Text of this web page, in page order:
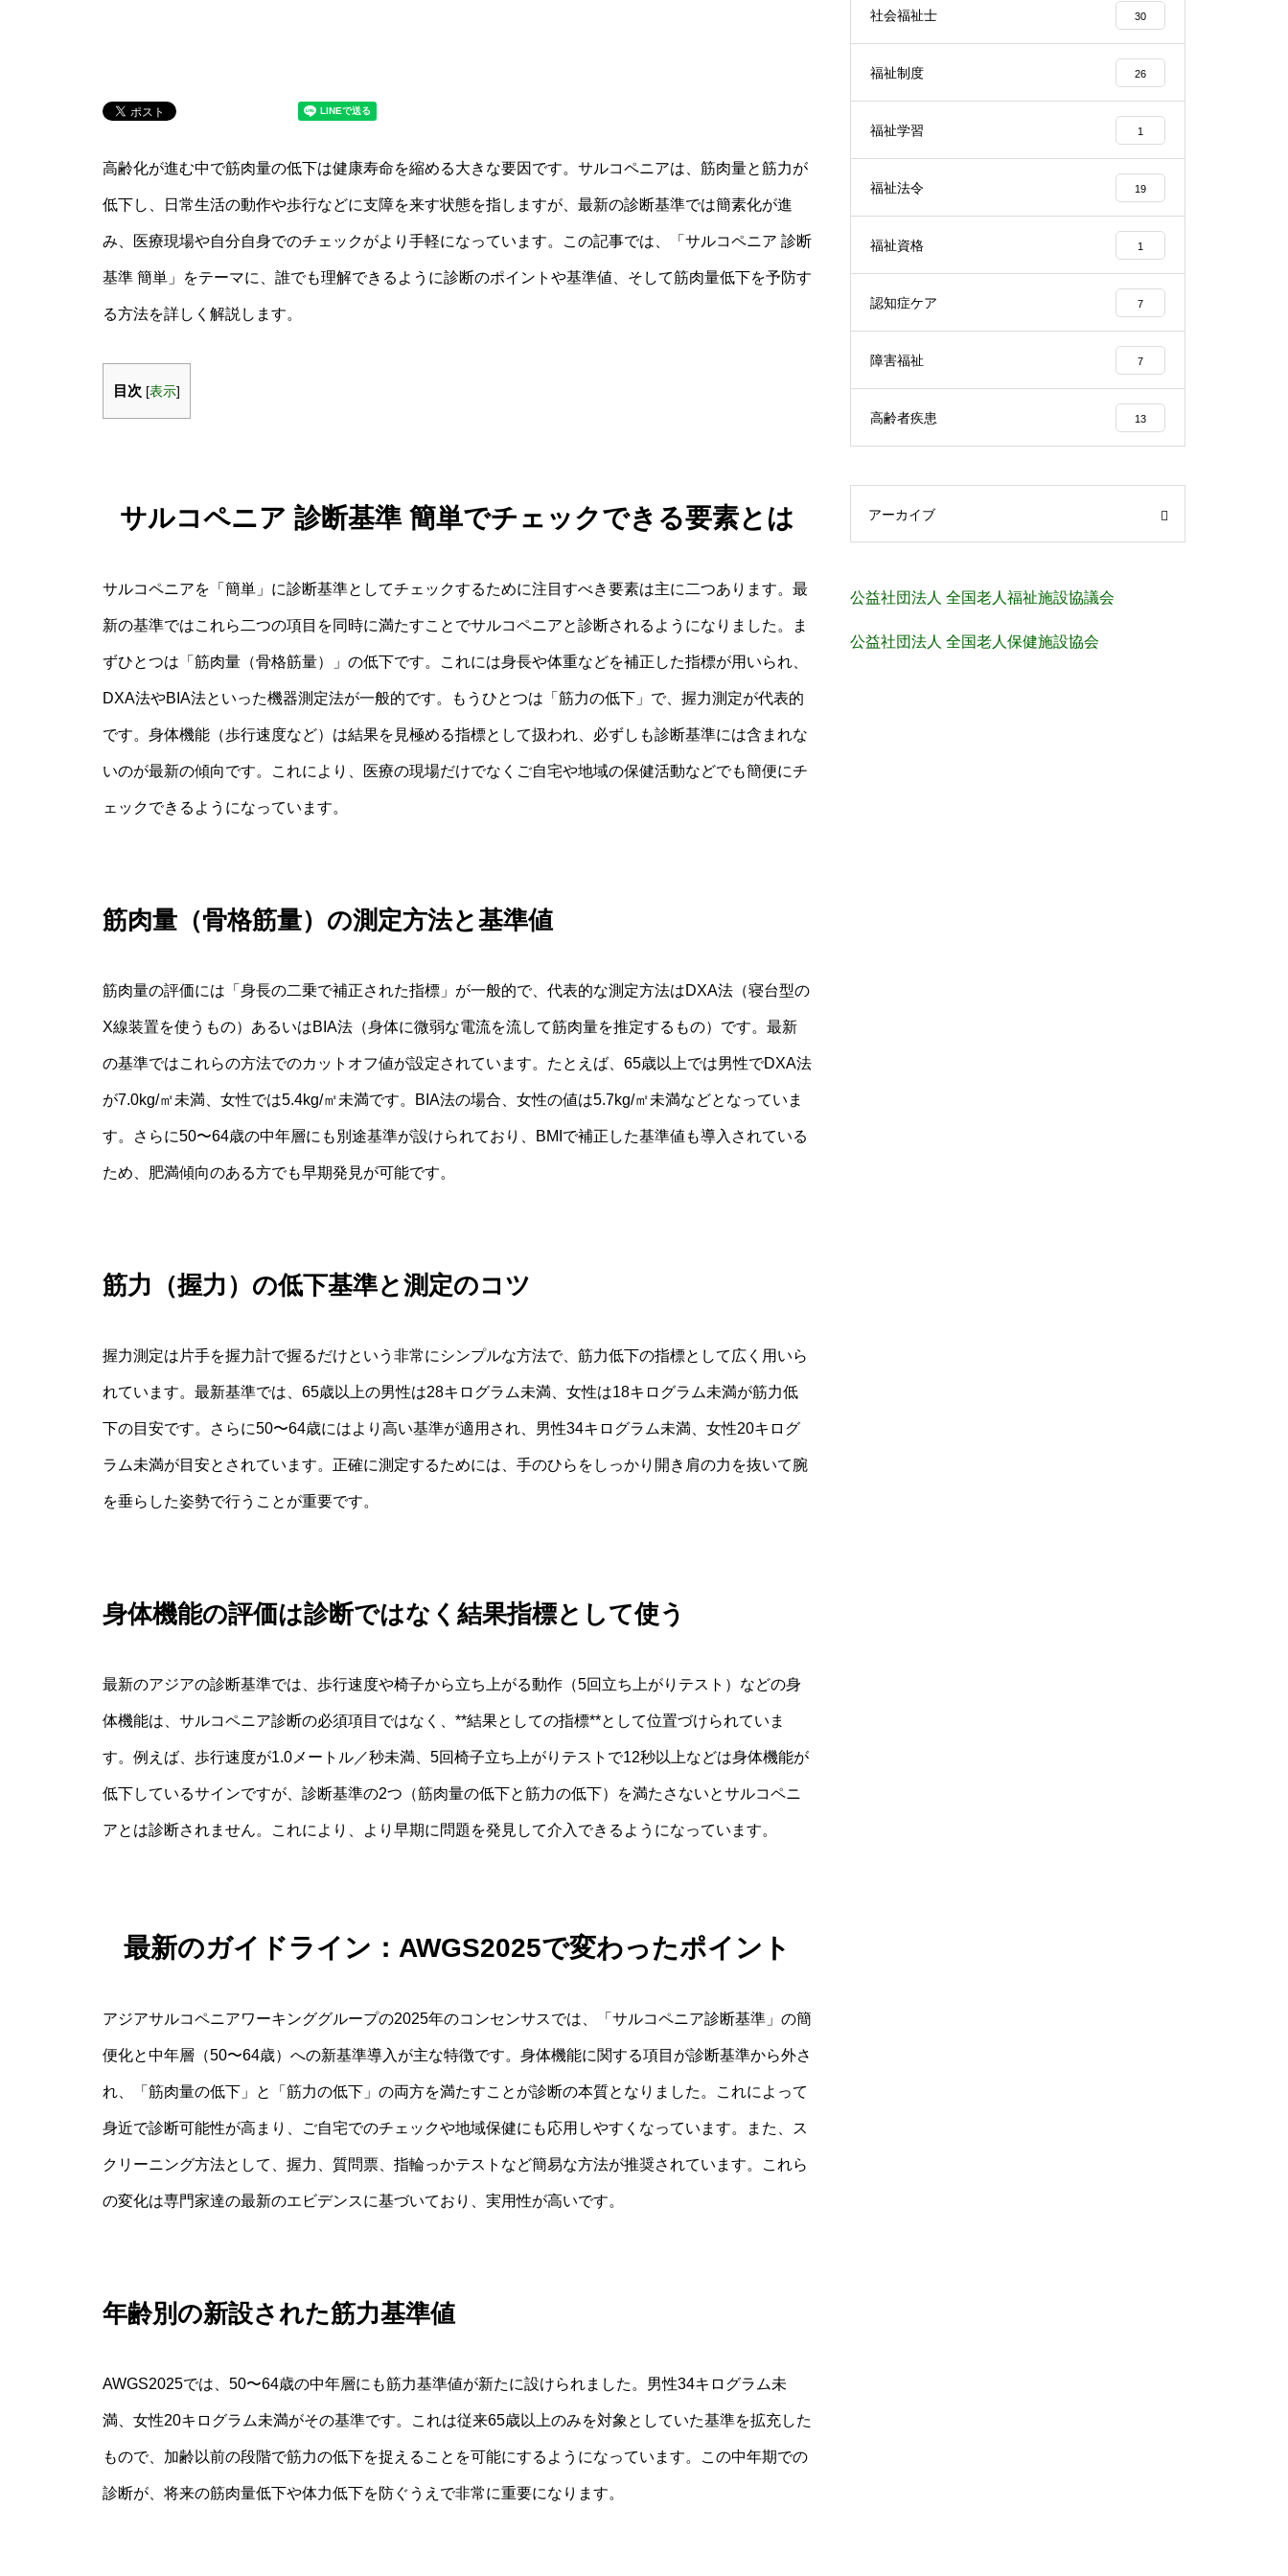
高齢化が進む中で筋肉量の低下は健康寿命を縮める大きな要因です。サルコペニアは、筋肉量と筋力が
低下し、日常生活の動作や歩行などに支障を来す状態を指しますが、最新の診断基準では簡素化が進
み、医療現場や自分自身でのチェックがより手軽になっています。この記事では、「サルコペニア 診断
基準 簡単」をテーマに、誰でも理解できるように診断のポイントや基準値、そして筋肉量低下を予防す
る方法を詳しく解説します。
目次 [表示]
サルコペニア 診断基準 簡単でチェックできる要素とは
サルコペニアを「簡単」に診断基準としてチェックするために注目すべき要素は主に二つあります。最
新の基準ではこれら二つの項目を同時に満たすことでサルコペニアと診断されるようになりました。ま
ずひとつは「筋肉量（骨格筋量）」の低下です。これには身長や体重などを補正した指標が用いられ、
DXA法やBIA法といった機器測定法が一般的です。もうひとつは「筋力の低下」で、握力測定が代表的
です。身体機能（歩行速度など）は結果を見極める指標として扱われ、必ずしも診断基準には含まれな
いのが最新の傾向です。これにより、医療の現場だけでなくご自宅や地域の保健活動などでも簡便にチ
ェックできるようになっています。
筋肉量（骨格筋量）の測定方法と基準値
筋肉量の評価には「身長の二乗で補正された指標」が一般的で、代表的な測定方法はDXA法（寝台型の
X線装置を使うもの）あるいはBIA法（身体に微弱な電流を流して筋肉量を推定するもの）です。最新
の基準ではこれらの方法でのカットオフ値が設定されています。たとえば、65歳以上では男性でDXA法
が7.0kg/㎡未満、女性では5.4kg/㎡未満です。BIA法の場合、女性の値は5.7kg/㎡未満などとなっていま
す。さらに50〜64歳の中年層にも別途基準が設けられており、BMIで補正した基準値も導入されている
ため、肥満傾向のある方でも早期発見が可能です。
筋力（握力）の低下基準と測定のコツ
握力測定は片手を握力計で握るだけという非常にシンプルな方法で、筋力低下の指標として広く用いら
れています。最新基準では、65歳以上の男性は28キログラム未満、女性は18キログラム未満が筋力低
下の目安です。さらに50〜64歳にはより高い基準が適用され、男性34キログラム未満、女性20キログ
ラム未満が目安とされています。正確に測定するためには、手のひらをしっかり開き肩の力を抜いて腕
を垂らした姿勢で行うことが重要です。
身体機能の評価は診断ではなく結果指標として使う
最新のアジアの診断基準では、歩行速度や椅子から立ち上がる動作（5回立ち上がりテスト）などの身
体機能は、サルコペニア診断の必須項目ではなく、**結果としての指標**として位置づけられていま
す。例えば、歩行速度が1.0メートル／秒未満、5回椅子立ち上がりテストで12秒以上などは身体機能が
低下しているサインですが、診断基準の2つ（筋肉量の低下と筋力の低下）を満たさないとサルコペニ
アとは診断されません。これにより、より早期に問題を発見して介入できるようになっています。
最新のガイドライン：AWGS2025で変わったポイント
アジアサルコペニアワーキンググループの2025年のコンセンサスでは、「サルコペニア診断基準」の簡
便化と中年層（50〜64歳）への新基準導入が主な特徴です。身体機能に関する項目が診断基準から外さ
れ、「筋肉量の低下」と「筋力の低下」の両方を満たすことが診断の本質となりました。これによって
身近で診断可能性が高まり、ご自宅でのチェックや地域保健にも応用しやすくなっています。また、ス
クリーニング方法として、握力、質問票、指輪っかテストなど簡易な方法が推奨されています。これら
の変化は専門家達の最新のエビデンスに基づいており、実用性が高いです。
年齢別の新設された筋力基準値
AWGS2025では、50〜64歳の中年層にも筋力基準値が新たに設けられました。男性34キログラム未
満、女性20キログラム未満がその基準です。これは従来65歳以上のみを対象としていた基準を拡充した
もので、加齢以前の段階で筋力の低下を捉えることを可能にするようになっています。この中年期での
診断が、将来の筋肉量低下や体力低下を防ぐうえで非常に重要になります。
社会福祉士 30
福祉制度 26
福祉学習 1
福祉法令 19
福祉資格 1
認知症ケア 7
障害福祉 7
高齢者疾患 13
アーカイブ
公益社団法人 全国老人福祉施設協議会
公益社団法人 全国老人保健施設協会